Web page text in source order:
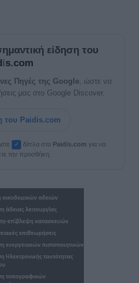
είδηση του
is.com
Πηγές της Google , ώστε να
μας στο Google Discover.
του Paidis.com
✓ δίπλα στο Paidis.com για να
την προσθήκη.